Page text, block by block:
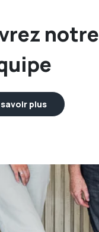
notre
savoir plus